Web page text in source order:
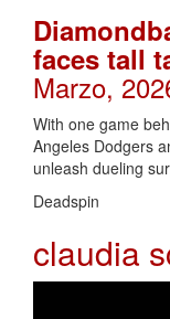
faces tall
Marzo,
With one game
Angeles Dodgers
unleash dueling
Deadspin
claudia